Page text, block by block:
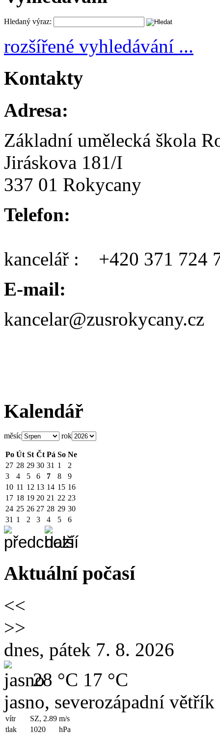
Hledaný výraz:
rozšířené vyhledávání ...
Kontakty
Adresa:
Základní umělecká škola
Jiráskova 181/I
337 01 Rokycany
Telefon:
kancelář : +420 371 724
E-mail:
kancelar@zusrokycany.cz
Kalendář
měsíc rok
Po Út St Čt Pá So Ne
27 28 29 30 31 1
2
3
4 5 6 7 8
9
10 11 12 13 14 15 16
17 18 19 20 21 22 23
24 25 26 27 28 29 30
31 1 2 3 4 5 6
Aktuální počasí
<<
>>
dnes, pátek 7. 8. 2026
28 °C 17 °C
jasno, severozápadní větřík
vítr SZ, 2.89 m/s
tlak
1020
hPa